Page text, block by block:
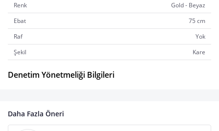
Renk
Gold - Beyaz
Ebat
75 cm
Raf
Yok
Şekil
Kare
Denetim Yönetmeliği Bilgileri
Daha Fazla Öneri